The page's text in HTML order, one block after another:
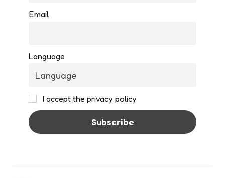
Email
Language
I accept the privacy policy